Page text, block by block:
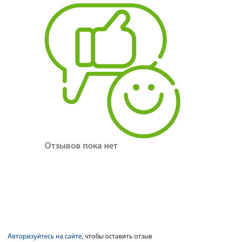
Отзывов пока нет
Авторизуйтесь на сайте, чтобы оставить отзыв